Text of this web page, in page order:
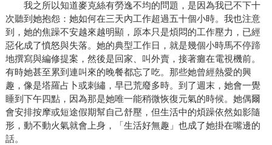
我之所以知道麥克絲有勞逸不均的問題，是因為我已不下十
次聽到她抱怨：她如何在三天內工作超過五十個小時。我也注意
到，她的焦躁不安越來越明顯，原本只是煩悶的工作壓力，已經
惡化成了憤怒與失落。她的典型工作日，就是幾個小時馬不停蹄
地撰寫與編修提案，然後是回家、叫外賣，接著癱在電視機前。
有時她甚至累到連叫來的晚餐都忘了吃。那些她曾經熱愛的興
趣，像是塔羅占卜或刺繡，早已荒廢多時。到了週末，她會一覺
睡到下午四點，因為那是她唯一能稍微恢復元氣的時候。她偶爾
會安排按摩或短途假期幫自己舒壓，但生活中的煩躁依然如影隨
形，動不動火氣就會上身，「生活好無趣」也成了她掛在嘴邊的
話。